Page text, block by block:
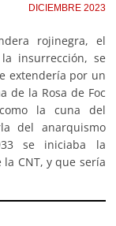
DICIEMBRE 2023
rojinegra, el
insurrección, se
extendería por un
de la Rosa de Foc
la cuna del
del anarquismo
se iniciaba la
CNT, y que sería